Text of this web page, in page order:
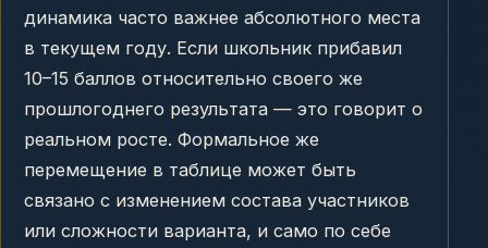
динамика часто важнее абсолютного места
в текущем году. Если школьник прибавил
10–15 баллов относительно своего же
прошлогоднего результата — это говорит о
реальном росте. Формальное же
перемещение в таблице может быть
связано с изменением состава участников
или сложности варианта, и само по себе